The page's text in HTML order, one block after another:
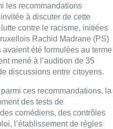
les recommandations
à discuter de cette
contre le racisme, initiées
Rachid Madrane (PS)
été formulées au terme
mené à l’audition de 35
discussions entre citoyens.
ces recommandations, la
des tests de
comédiens, des contrôles
l’établissement de règles